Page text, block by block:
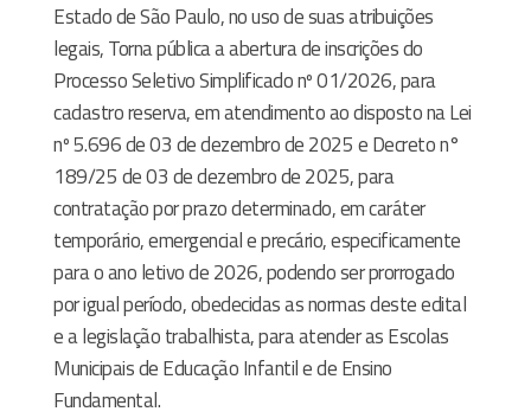
Estado de São Paulo, no uso de suas atribuições
legais, Torna pública a abertura de inscrições do
Processo Seletivo Simplificado nº 01/2026, para
cadastro reserva, em atendimento ao disposto na Lei
nº 5.696 de 03 de dezembro de 2025 e Decreto n°
189/25 de 03 de dezembro de 2025, para
contratação por prazo determinado, em caráter
temporário, emergencial e precário, especificamente
para o ano letivo de 2026, podendo ser prorrogado
por igual período, obedecidas as normas deste edital
e a legislação trabalhista, para atender as Escolas
Municipais de Educação Infantil e de Ensino
Fundamental.